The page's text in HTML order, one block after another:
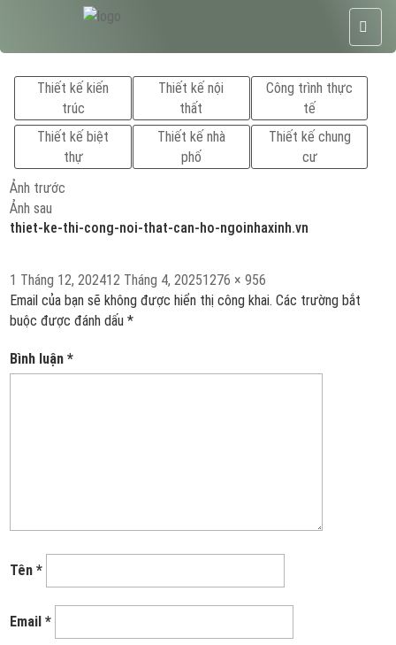
Thiết kế kiến
trúc
Thiết kế nội
thất
Công trình thực
tế
Thiết kế biệt
thự
Thiết kế nhà
phố
Thiết kế chung
cư
Ảnh trước
Ảnh sau
thiet-ke-thi-cong-noi-that-can-ho-ngoinhaxinh.vn
Đăng
vào
ngày
1 Tháng 12, 202412 Tháng 4, 2025Kích
cỡ
1276 × 956
Email của bạn sẽ không được hiển thị công khai. Các trường bắt
buộc được đánh dấu*
Bình luận*
Tên*
Email*